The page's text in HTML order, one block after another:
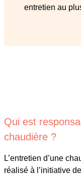
entretien au
Qui est
chaudière ?
L’entretien d’une
réalisé à l’initiative